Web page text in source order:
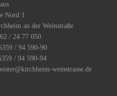
Nord 1
an der Weinstraße
/ 24 77 050
/ 94 590-90
/ 94 590-94
weinstrasse.de